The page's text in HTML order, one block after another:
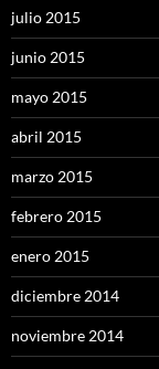
julio 2015
junio 2015
mayo 2015
abril 2015
marzo 2015
febrero 2015
enero 2015
diciembre 2014
noviembre 2014